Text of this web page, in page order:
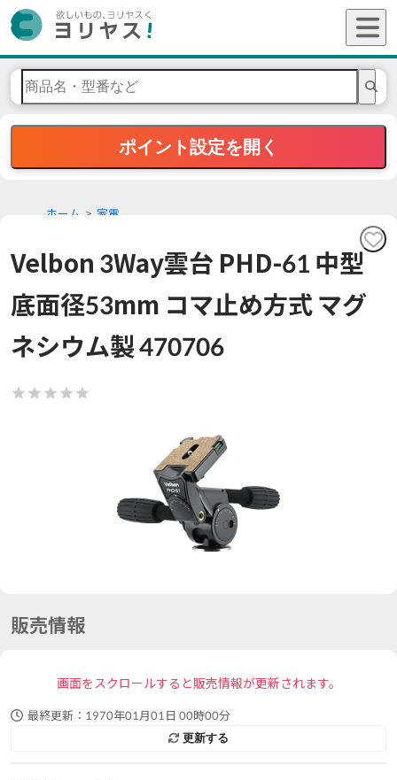
ポイント設定を開く
ホーム 家電
Velbon 3Way雲台 PHD-61 中型
底面径53mm コマ止め方式 マグ
ネシウム製 470706
販売情報
画面をスクロールすると販売情報が更新されます。
最終更新： 1970年01月01日 00時00分
更新する